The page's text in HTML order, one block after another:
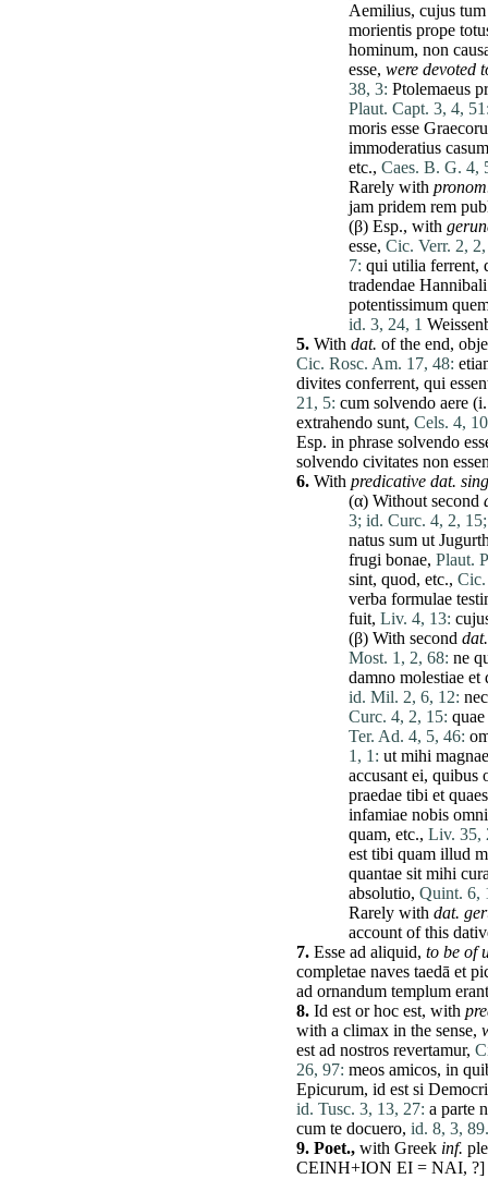
Aemilius, cujus tum
morientis prope
hominum, non
esse, were devoted
38, 3: Ptolemaeus
Plaut. Capt. 3, 4,
moris esse
immoderatius casum
etc., Caes. B. G. 4,
Rarely with
jam pridem rem
(β) Esp., with
esse, Cic. Verr. 2,
7: qui utilia ferrent,
tradendae Hannibali
potentissimum
id. 3, 24, 1
5. With dat. of the end,
Cic. Rosc. Am. 17, 48:
divites conferrent, qui
21, 5: cum solvendo aere
extrahendo sunt, Cels. 4,
Esp. in phrase solvendo
solvendo civitates non
6. With predicative dat.
(α) Without second
3; id. Curc. 4, 2, 15;
natus sum ut
frugi bonae, Plaut.
sint, quod, etc., Cic.
verba formulae
fuit, Liv. 4, 13:
(β) With second dat
Most. 1, 2, 68: ne
damno molestiae et
id. Mil. 2, 6, 12: nec
Curc. 4, 2, 15: quae
Ter. Ad. 4, 5, 46:
1, 1: ut mihi magnae
accusant ei, quibus
praedae tibi et
infamiae nobis
quam, etc., Liv. 35,
est tibi quam illud
quantae sit mihi
absolutio, Quint. 6,
Rarely with dat.
account of this
7. Esse ad aliquid, to be of
completae naves taedā et
ad ornandum templum erant
8. Id est orhoc est, with
with a climax in the sense,
est ad nostros revertamur,
26, 97: meos amicos, in
Epicurum, id est si
id. Tusc. 3, 13, 27: a parte
cum te docuero, id. 8, 3, 89.
9. Poet., with Greek inf.
CEINH+ION EI = NAI, ?]